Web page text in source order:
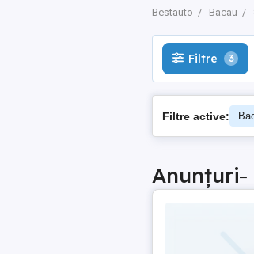
Bestauto Bacau
Filtre 3
Filtre active:
Anunțuri–